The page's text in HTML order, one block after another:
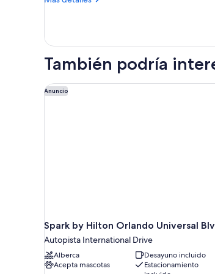
También podría
Anuncio
Spark by Hilton Orlando Universal
Autopista International Drive
Alberca
Desayuno incluido
Acepta mascotas
Estacionamiento
Spark by Hilton Orlando Universal Blvd